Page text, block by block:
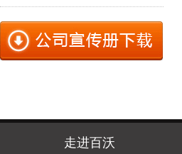
走进百沃